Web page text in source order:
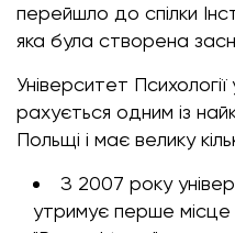
перейшло до спілки
яка була створена
Університет
рахується одним із
Польщі і має велику
З 2007 року
утримує перше місце